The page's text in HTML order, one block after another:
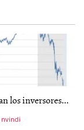
los inversores...
nvindi